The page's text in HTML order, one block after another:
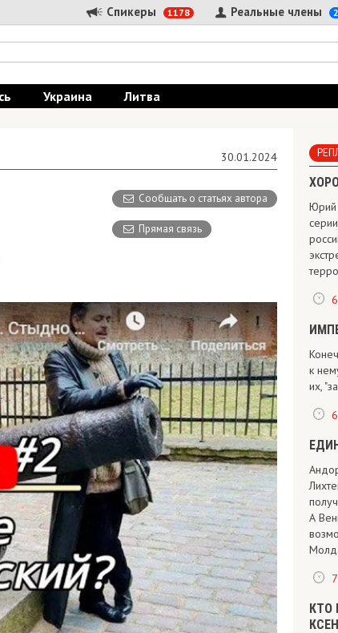
Спикеры 1178 Реальные члены
Украина Литва
30.01.2024
Сообщать о статьях автора
Прямая связь
Юрий
к
их,
А
КТО